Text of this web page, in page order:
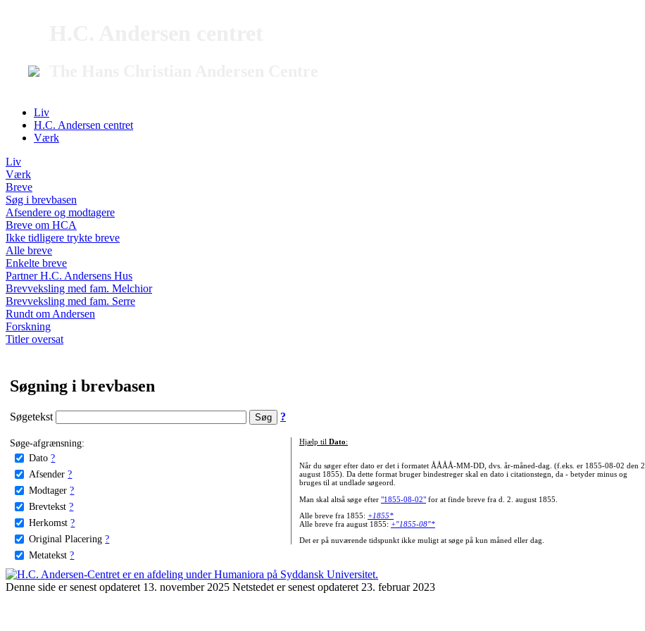
Liv
H.C. Andersen centret
Værk
Liv
Værk
Breve
Søg i brevbasen
Afsendere og modtagere
Breve om HCA
Ikke tidligere trykte breve
Alle breve
Enkelte breve
Partner H.C. Andersens Hus
Brevveksling med fam. Melchior
Brevveksling med fam. Serre
Rundt om Andersen
Forskning
Titler oversat
Søgning i brevbasen
Søgetekst ?
Søge-afgrænsning:
Dato ?
Afsender ?
Modtager ?
Brevtekst ?
Herkomst ?
Original Placering ?
Metatekst ?
Hjælp til Dato:
Når du søger efter dato er det i formatet ÅÅÅÅ-MM-DD, dvs. år-måned-dag. (f.eks. er 1855-08-02 den 2.
august 1855). Da dette format bruger bindestreger skal en dato i citationstegn, da - betyder minus og
bruges til at undlade søgeord.
Man skal altså søge efter "1855-08-02"for at finde breve fra d. 2. august 1855.
Alle breve fra 1855: +1855*
Alle breve fra august 1855: +"1855-08"*
Det er på nuværende tidspunkt ikke muligt at søge på kun måned eller dag.
Denne side er senest opdateret 13. november 2025 Netstedet er senest opdateret 23. februar 2023